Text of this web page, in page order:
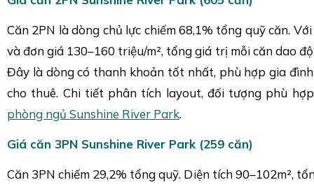
Căn 2PN là dòng chủ lực chiếm 68,1% tổng quỹ căn.
và đơn giá 130–160 triệu/m², tổng giá trị mỗi căn dao
Đây là dòng có thanh khoản tốt nhất, phù hợp gia
cho thuê. Chi tiết phân tích layout, đối tượng phù
phòng ngủ Sunshine River Park.
Giá căn 3PN Sunshine River Park (259 căn)
Căn 3PN chiếm 29,2% tổng quỹ. Diện tích 90–102m²,